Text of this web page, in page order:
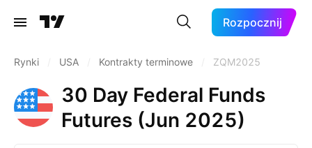
Rozpocznij
Rynki USA Kontrakty terminowe ZQM2025
30 Day Federal Funds
Futures (Jun 2025)